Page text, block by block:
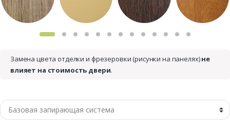
Замена цвета отделки и фрезеровки (рисунки на панелях)не
влияет на стоимость двери.